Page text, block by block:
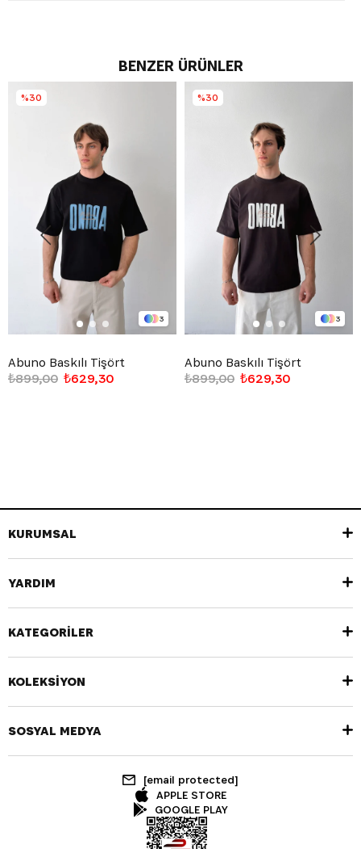
BENZER ÜRÜNLER
3
Abuno Baskılı Tişört
₺629,30
₺899,00
%30
3
Abuno Baskılı Tişört
₺629,30
₺899,00
%30
KURUMSAL
YARDIM
KATEGORİLER
KOLEKSİYON
SOSYAL MEDYA
[email protected]
APPLE STORE
GOOGLE PLAY